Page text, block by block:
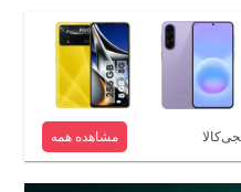
مشاهده همه